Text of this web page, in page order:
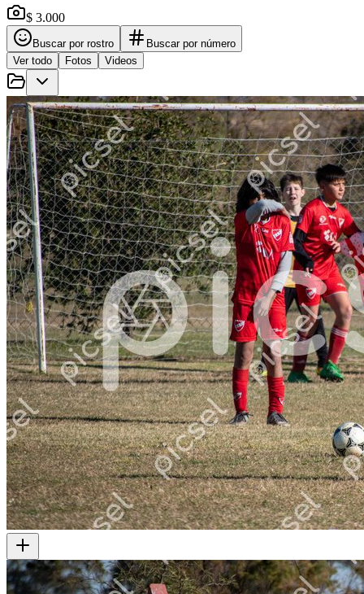
$ 3.000
Buscar por rostro
Buscar por número
Ver todo
Fotos Videos